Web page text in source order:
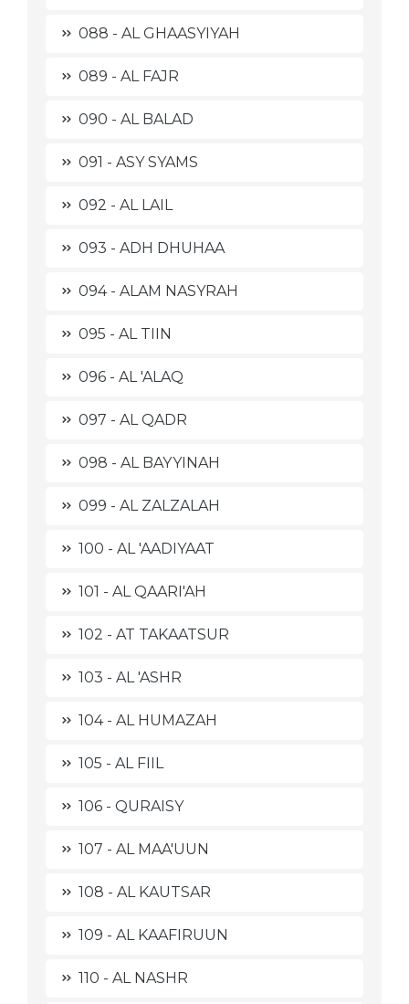
088 - AL GHAASYIYAH
089 - AL FAJR
090 - AL BALAD
091 - ASY SYAMS
092 - AL LAIL
093 - ADH DHUHAA
094 - ALAM NASYRAH
095 - AL TIIN
096 - AL 'ALAQ
097 - AL QADR
098 - AL BAYYINAH
099 - AL ZALZALAH
100 - AL 'AADIYAAT
101 - AL QAARI'AH
102 - AT TAKAATSUR
103 - AL 'ASHR
104 - AL HUMAZAH
105 - AL FIIL
106 - QURAISY
107 - AL MAA'UUN
108 - AL KAUTSAR
109 - AL KAAFIRUUN
110 - AL NASHR